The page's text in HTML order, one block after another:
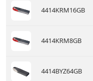
4414KRM16GB
4414KRM8GB
4414BYZ64GB